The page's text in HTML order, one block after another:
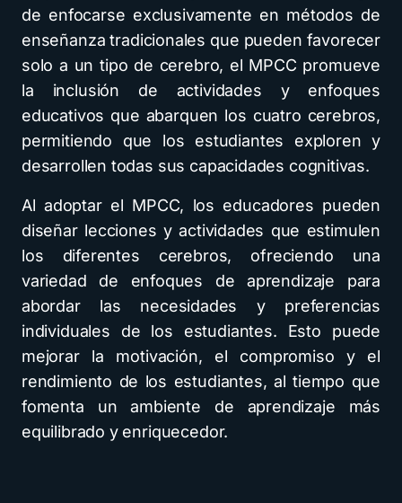
de enfocarse exclusivamente en métodos de
enseñanza tradicionales que pueden favorecer
solo a un tipo de cerebro, el MPCC promueve
la inclusión de actividades y enfoques
educativos que abarquen los cuatro cerebros,
permitiendo que los estudiantes exploren y
desarrollen todas sus capacidades cognitivas.
Al adoptar el MPCC, los educadores pueden
diseñar lecciones y actividades que estimulen
los diferentes cerebros, ofreciendo una
variedad de enfoques de aprendizaje para
abordar las necesidades y preferencias
individuales de los estudiantes. Esto puede
mejorar la motivación, el compromiso y el
rendimiento de los estudiantes, al tiempo que
fomenta un ambiente de aprendizaje más
equilibrado y enriquecedor.